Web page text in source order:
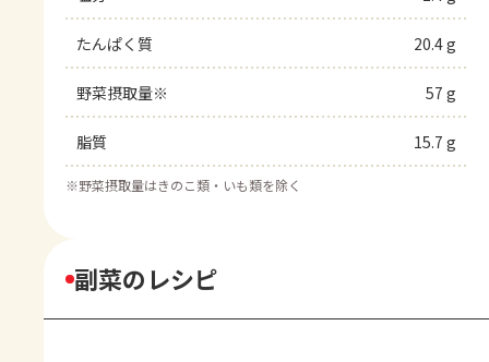
たんぱく質 20.4 g
野菜摂取量※ 57 g
脂質 15.7 g
※野菜摂取量はきのこ類・いも類を除く
副菜のレシピ